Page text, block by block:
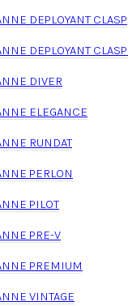
DEPLOYANT CLASP
DEPLOYANT
DIVER
ELEGANCE
RUNDAT
PERLON
PILOT
PRE-V
PREMIUM
VINTAGE